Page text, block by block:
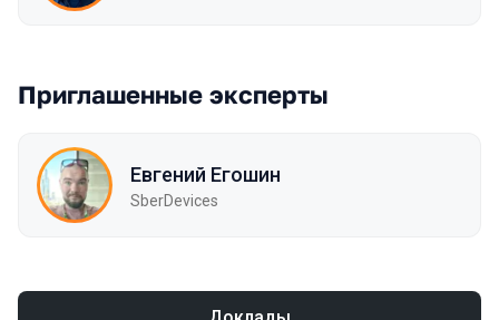
Приглашенные эксперты
Евгений Егошин
SberDevices